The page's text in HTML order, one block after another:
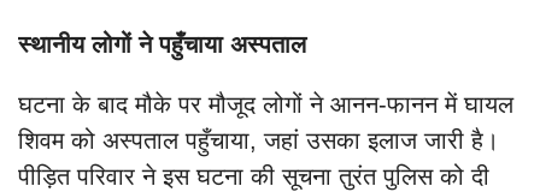
स्थानीय लोगों ने पहुँचाया अस्पताल
घटना के बाद मौके पर मौजूद लोगों ने आनन-फानन में घायल
शिवम को अस्पताल पहुँचाया, जहां उसका इलाज जारी है।
पीड़ित परिवार ने इस घटना की सूचना तुरंत पुलिस को दी